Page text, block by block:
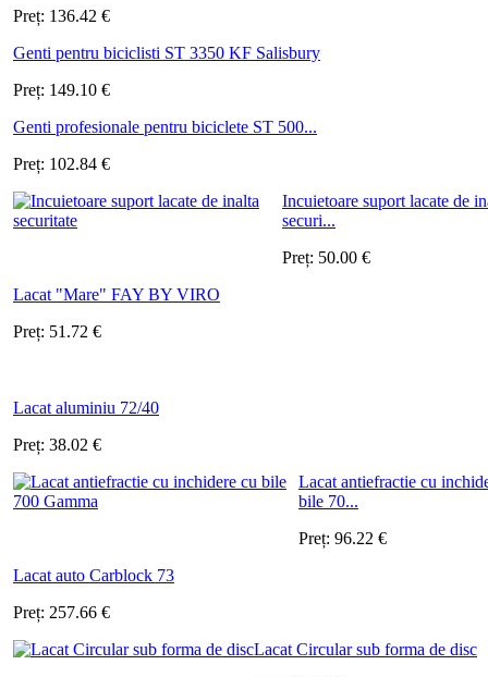
Preț: 136.42 €
Genti pentru biciclisti ST 3350 KF Salisbury
Preț: 149.10 €
Genti profesionale pentru biciclete ST 500...
Preț: 102.84 €
Incuietoare suport lacate de
securi...
Preț: 50.00 €
Lacat "Mare" FAY BY VIRO
Preț: 51.72 €
Lacat aluminiu 72/40
Preț: 38.02 €
Lacat antiefractie cu
bile 70...
Preț: 96.22 €
Lacat auto Carblock 73
Preț: 257.66 €
Lacat Circular sub forma de disc